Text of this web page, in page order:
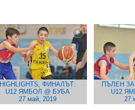
HIGHLIGHTS, ФИНАЛЪТ:
U12 ЯМБОЛ @ БУБА
27 май, 2019
ПЪЛЕН
U12
27